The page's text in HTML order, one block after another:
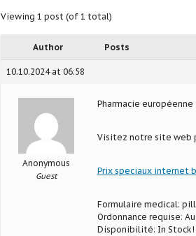
Viewing 1 post (of 1 total)
Author Posts
10.10.2024 at 06:58
Anonymous
Guest
Pharmacie européenne
Visitez notre site web
Prix speciaux internet
Formulaire medical: pill
Ordonnance requise:
Disponibilité: In Stock!